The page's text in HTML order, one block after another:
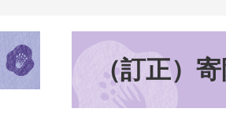
（訂正）